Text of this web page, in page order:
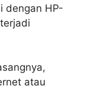
dengan HP-
atau